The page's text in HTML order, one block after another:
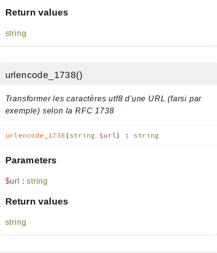
Return values
string
urlencode_1738()
Transformer les caractères utf8 d'une URL (farsi par
exemple) selon la RFC 1738
urlencode_1738 (string $url) : string
Parameters
$url :string
Return values
string